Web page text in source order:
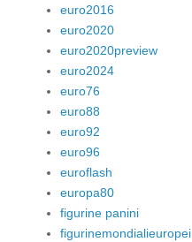
euro2016
euro2020
euro2020preview
euro2024
euro76
euro88
euro92
euro96
euroflash
europa80
figurine panini
figurinemondialieuropei